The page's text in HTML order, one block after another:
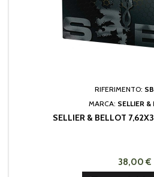
RIFERIMENTO:
MARCA: SELLIER &
SELLIER & BELLOT
38,00 €